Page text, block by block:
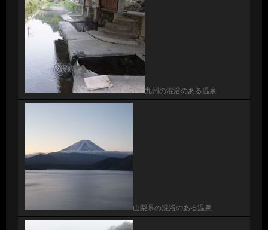
九州の混浴のある温泉
山梨県の混浴のある温泉